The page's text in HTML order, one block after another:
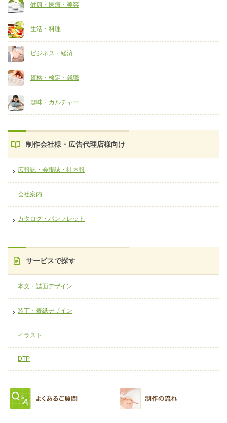
健康・医療・美容
生活・料理
ビジネス・経済
資格・検定・就職
趣味・カルチャー
制作会社様・広告代理店様向け
広報誌・会報誌・社内報
会社案内
カタログ・パンフレット
サービスで探す
本文・誌面デザイン
装丁・表紙デザイン
イラスト
DTP